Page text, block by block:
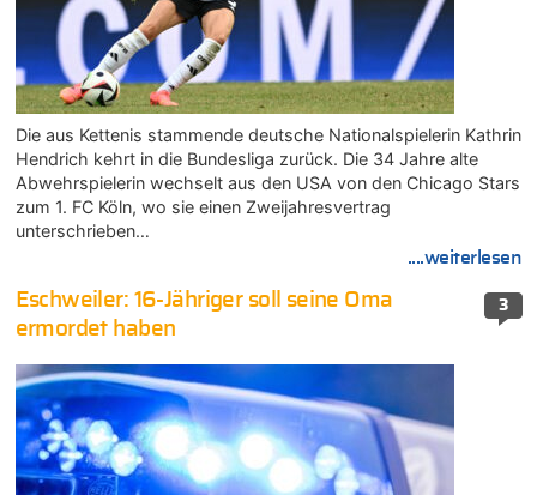
Die aus Kettenis stammende deutsche Nationalspielerin Kathrin
Hendrich kehrt in die Bundesliga zurück. Die 34 Jahre alte
Abwehrspielerin wechselt aus den USA von den Chicago Stars
zum 1. FC Köln, wo sie einen Zweijahresvertrag
unterschrieben…
....weiterlesen
3
Eschweiler: 16-Jähriger soll seine Oma
ermordet haben